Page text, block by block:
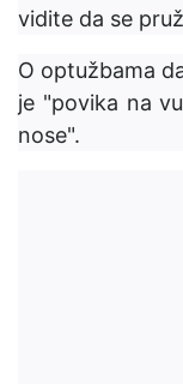
vidite da se
O optužbama
je "povika na
nose".